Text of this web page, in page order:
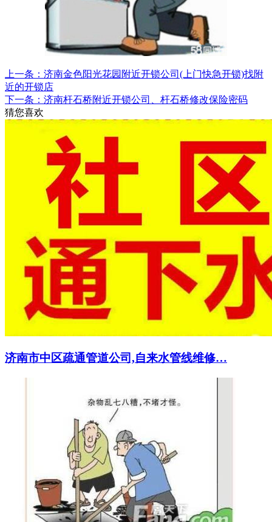
上一条：济南金色阳光花园附近开锁公司(上门快急开锁)找附
近的开锁店
下一条：济南杆石桥附近开锁公司、杆石桥修改保险密码
猜您喜欢
济南市中区疏通管道公司,自来水管线维修…